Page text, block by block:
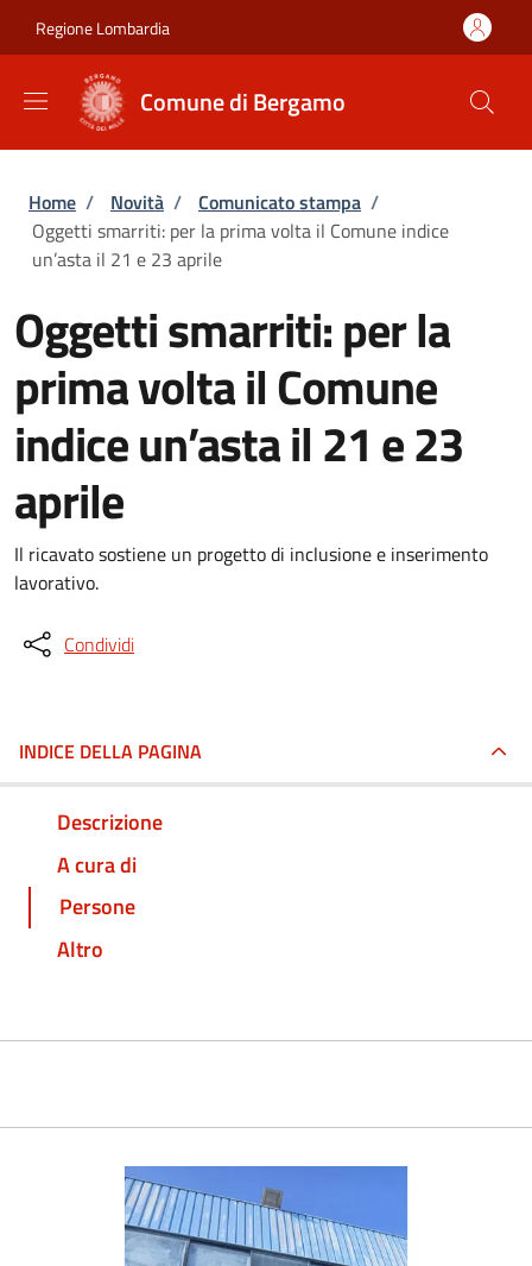
Regione Lombardia
Comune di Bergamo
Briciole di pane
Home / Novità / Comunicato stampa /
Oggetti smarriti: per la prima volta il Comune indice
un’asta il 21 e 23 aprile
Oggetti smarriti: per la
prima volta il Comune
indice un’asta il 21 e 23
aprile
Il ricavato sostiene un progetto di inclusione e inserimento
lavorativo.
Condividi
INDICE DELLA PAGINA
Descrizione
A cura di
Persone
Altro